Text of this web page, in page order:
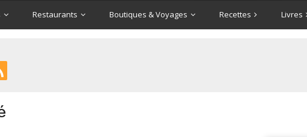
Restaurants Boutiques & Voyages Recettes Livres